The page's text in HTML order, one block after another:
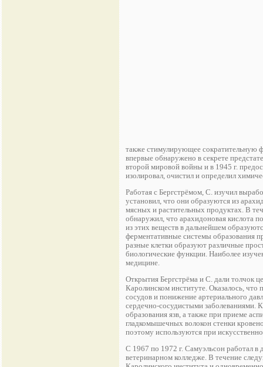
также стимулирующее сократительную
впервые обнаружено в секрете
второй мировой войны и в 1945 г.
изолировал, очистил и определил
Работая с Бергстрёмом, С. изучил
установил, что они образуются из
мясных и растительных продуктах. В
обнаружил, что арахидоновая кислота
из этих веществ в дальнейшем
ферментативные системы образования
разные клетки образуют различные
биологические функции. Наиболее
медицине.
Открытия Бергстрёма и С. дали толчок
Каролинском институте. Оказалось,
сосудов и понижение артериального
сердечно-сосудистыми заболеваниями.
образования язв, а также при приеме
гладкомышечных волокон стенки
поэтому используются при
С 1967 по 1972 г. Самуэльсон работал в
ветеринарном колледже. В течение